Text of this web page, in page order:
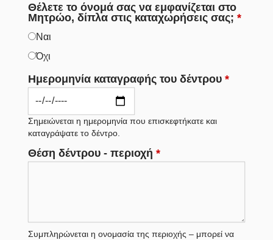
Θέλετε το όνομά σας να εμφανίζεται στο
Μητρώο, δίπλα στις καταχωρήσεις σας; *
Ναι
Όχι
Ημερομηνία καταγραφής του δέντρου *
Σημειώνεται η ημερομηνία που επισκεφτήκατε και
καταγράψατε το δέντρο.
Θέση δέντρου - περιοχή *
Συμπληρώνεται η ονομασία της περιοχής – μπορεί να